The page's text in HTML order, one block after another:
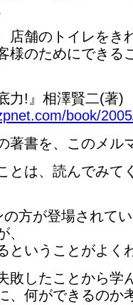
店舗のトイレをき
様のためにできる
力!』相澤賢二(著)
book/
著書を、このメル
とは、読んでみて
方が登場されて
、
ということがよく
敗したことから学
、何ができるのか